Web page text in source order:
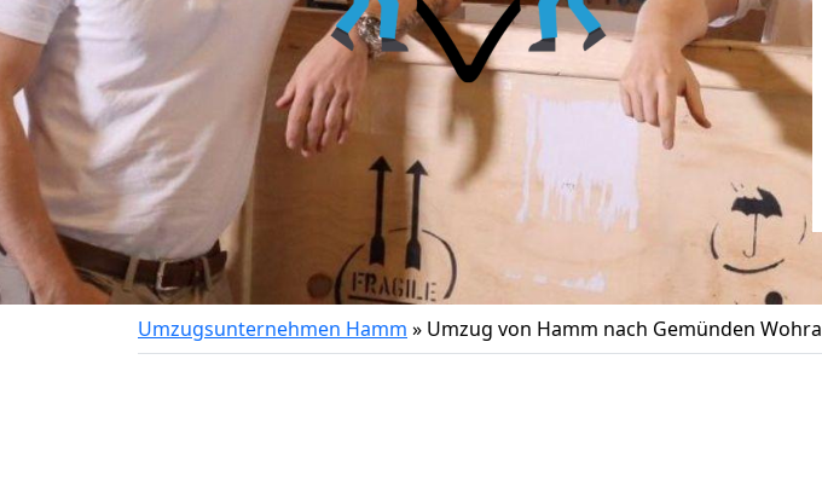
Umzugsunternehmen Hamm » Umzug von Hamm nach Gemünden Wohra